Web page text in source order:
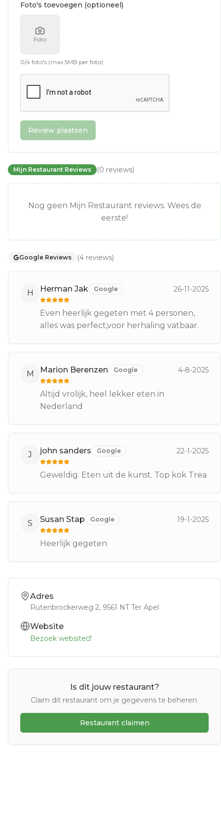
Foto's toevoegen (optioneel)
Foto
0/4 foto's (max 5MB per foto)
Review plaatsen
Mijn Restaurant Reviews (0 reviews)
Nog geen Mijn Restaurant reviews. Wees de
eerste!
Google Reviews (4 reviews)
H Herman Jak Google 26-11-2025
Even heerlijk gegeten met 4 personen,
alles was perfect,voor herhaling vatbaar.
M Marion Berenzen Google 4-8-2025
Altijd vrolijk, heel lekker eten in
Nederland
J john sanders Google 22-1-2025
Geweldig. Eten uit de kunst. Top kok Trea
S Susan Stap Google 19-1-2025
Heerlijk gegeten
Adres
Rütenbrockerweg 2, 9561 NTTer Apel
Website
Bezoek website
Is dit jouw restaurant?
Claim dit restaurant om je gegevens te beheren.
Restaurant claimen